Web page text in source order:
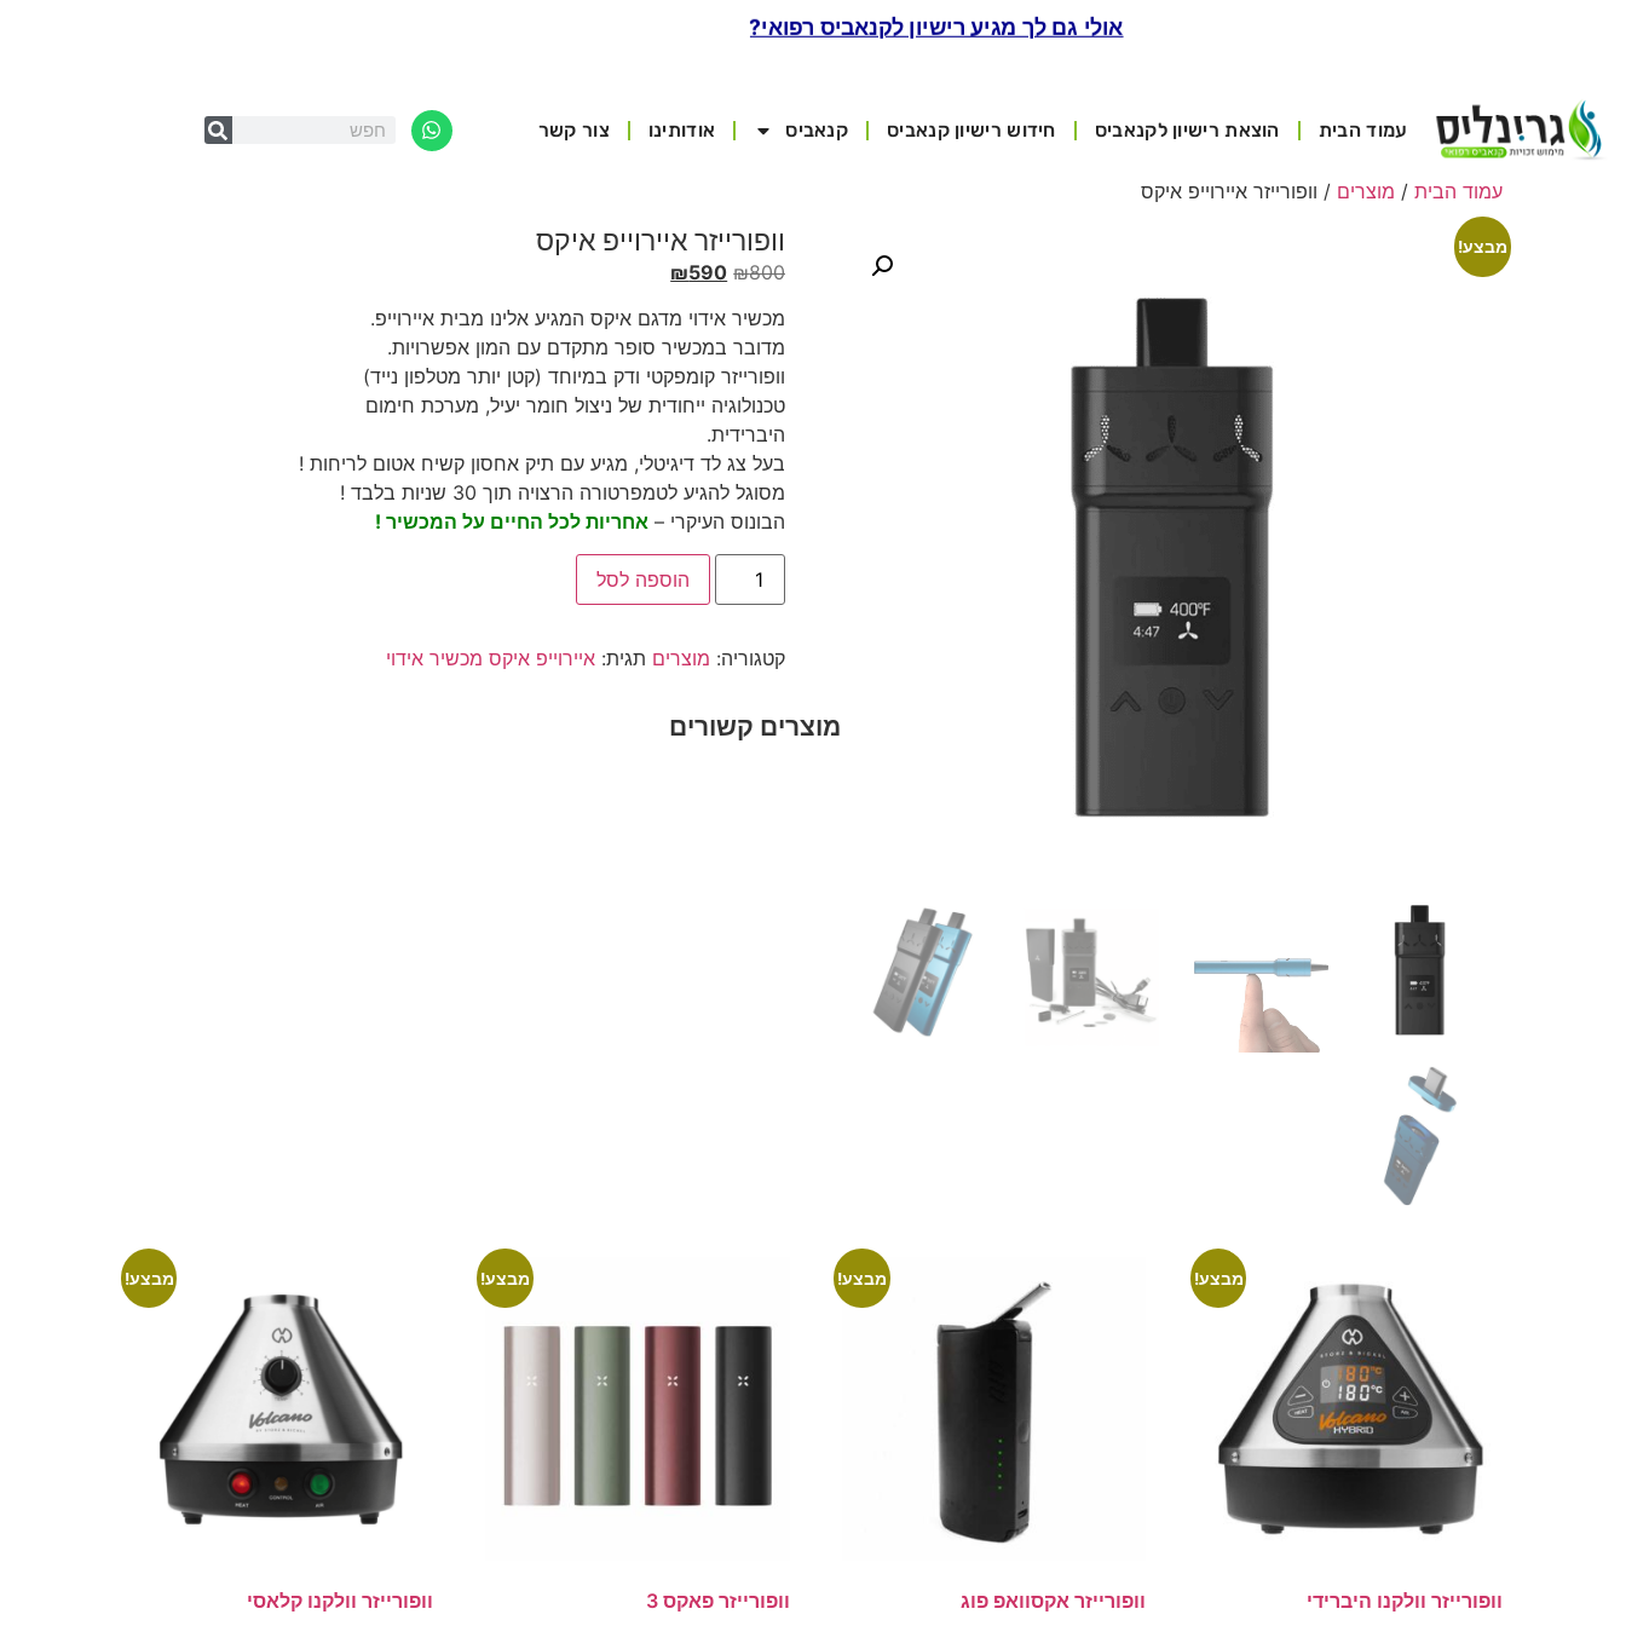
אולי גם לך מגיע רישיון לקנאביס רפואי?
עמוד הבית הוצאת רישיון לקנאביס חידוש רישיון קנאביס קנאביס אודותינו צור קשר
עמוד הבית / מוצרים / וופורייזר איירוייפ איקס
מבצע! וופורייזר איירוייפ איקס
₪800
₪590
מכשיר אידוי מדגם איקס המגיע אלינו מבית איירוייפ.
מדובר במכשיר סופר מתקדם עם המון אפשרויות.
וופורייזר קומפקטי ודק במיוחד (קטן יותר מטלפון נייד)
טכנולוגיה ייחודית של ניצול חומר יעיל, מערכת חימום
היברידית.
בעל צג לד דיגיטלי, מגיע עם תיק אחסון קשיח אטום לריחות !
מסוגל להגיע לטמפרטורה הרצויה תוך 30 שניות בלבד !
הבונוס העיקרי – אחריות לכל החיים על המכשיר !
הוספה לסל
קטגוריה: מוצרים תגית: איירוייפ איקס מכשיר אידוי
מוצרים קשורים
מבצע!
וופורייזר וולקנו היברידי
מבצע!
וופורייזר אקסוואפ פוג
מבצע!
וופורייזר פאקס 3
מבצע!
וופורייזר וולקנו קלאסי